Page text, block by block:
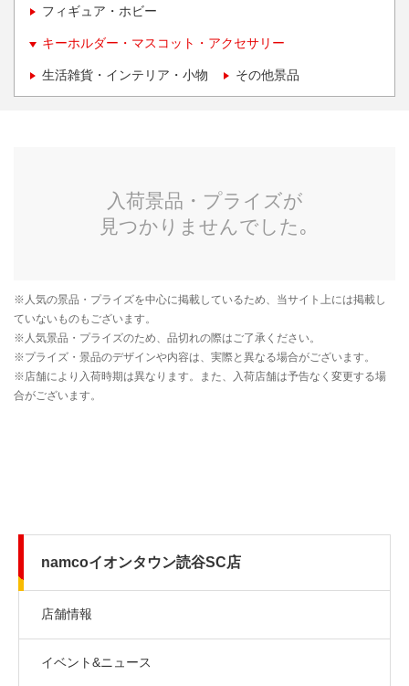
フィギュア・ホビー
キーホルダー・マスコット・アクセサリー
生活雑貨・インテリア・小物 その他景品
namcoイオンタウン読谷SC店
店舗情報
イベント&ニュース